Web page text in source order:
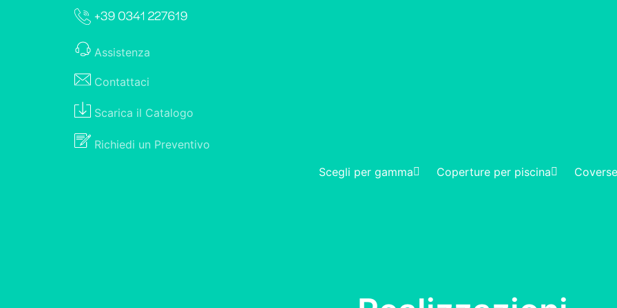
Assistenza
Contattaci
Scarica il Catalogo
Richiedi un Preventivo
Scegli per gamma Coperture per piscina